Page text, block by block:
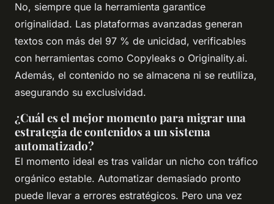
No, siempre que la herramienta garantice
originalidad. Las plataformas avanzadas generan
textos con más del 97 % de unicidad, verificables
con herramientas como Copyleaks o Originality.ai.
Además, el contenido no se almacena ni se reutiliza,
asegurando su exclusividad.
¿Cuál es el mejor momento para migrar una
estrategia de contenidos a un sistema
automatizado?
El momento ideal es tras validar un nicho con tráfico
orgánico estable. Automatizar demasiado pronto
puede llevar a errores estratégicos. Pero una vez